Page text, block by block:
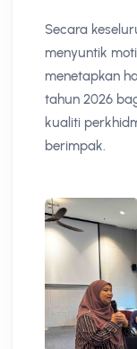
Secara
menyuntik
menetapkan
tahun 2026
kualiti
berimpak.